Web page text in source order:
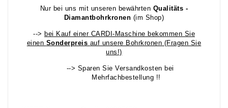
Nur bei uns mit unseren bewährten Qualitäts -
Diamantbohrkronen (im Shop)
--> bei Kauf einer CARDI-Maschine bekommen Sie
einen Sonderpreis auf unsere Bohrkronen (Fragen Sie
uns!)
--> Sparen Sie Versandkosten bei
Mehrfachbestellung !!